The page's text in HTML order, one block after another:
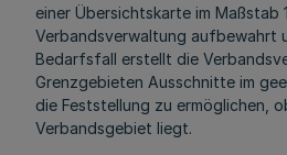
einer Übersichtskarte im Maßstab
Verbandsverwaltung aufbewahrt
Bedarfsfall erstellt die
Grenzgebieten Ausschnitte im
die Feststellung zu ermöglichen,
Verbandsgebiet liegt.